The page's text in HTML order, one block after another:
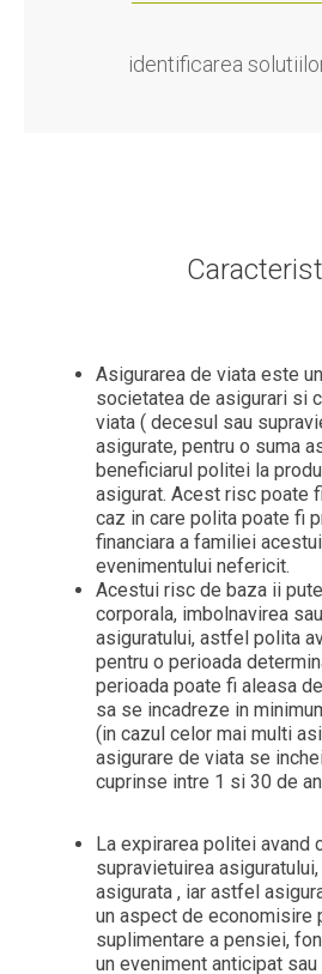
identificarea
Asigurarea de viata este
societatea de asigurari si
viata ( decesul sau
asigurate, pentru o suma
beneficiarul politei la
asigurat. Acest risc poate
caz in care polita poate fi
financiara a familiei
evenimentului nefericit.
Acestui risc de baza ii
corporala, imbolnavirea
asiguratului, astfel polita
pentru o perioada
perioada poate fi aleasa
sa se incadreze in
(in cazul celor mai multi
asigurare de viata se
cuprinse intre 1 si 30 de
La expirarea politei avand
supravietuirea
asigurata , iar astfel
un aspect de economisire
suplimentare a pensiei,
un eveniment anticipat